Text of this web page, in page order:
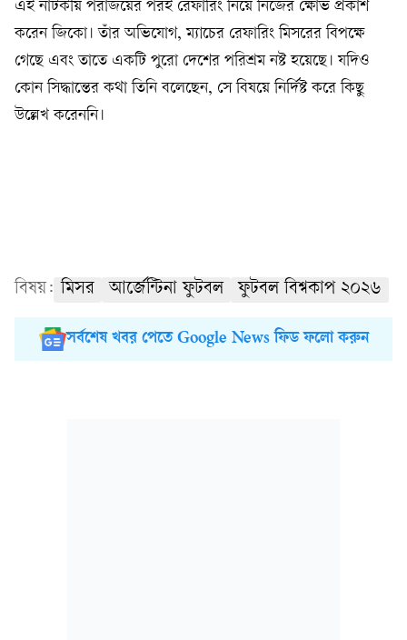
এই নাটকীয় পরাজয়ের পরই রেফারিং নিয়ে নিজের ক্ষোভ প্রকাশ
করেন জিকো। তাঁর অভিযোগ, ম্যাচের রেফারিং মিসরের বিপক্ষে
গেছে এবং তাতে একটি পুরো দেশের পরিশ্রম নষ্ট হয়েছে। যদিও
কোন সিদ্ধান্তের কথা তিনি বলেছেন, সে বিষয়ে নির্দিষ্ট করে কিছু
উল্লেখ করেননি।
বিষয়: মিসর আর্জেন্টিনা ফুটবল ফুটবল বিশ্বকাপ ২০২৬
সর্বশেষ খবর পেতে Google News ফিড ফলো করুন